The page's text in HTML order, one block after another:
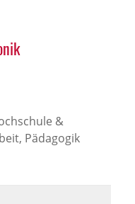
&
Pädagogik